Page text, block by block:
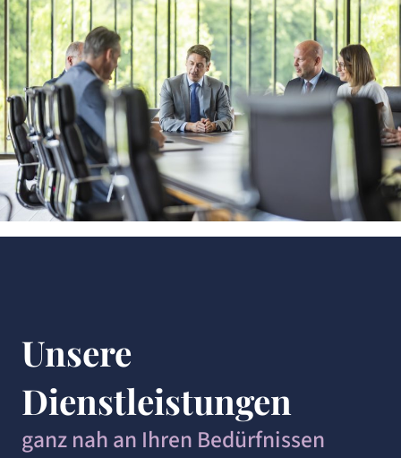
externen Website gehostet werden.
Unsere
Dienstleistungen
ganz nah an Ihren Bedürfnissen